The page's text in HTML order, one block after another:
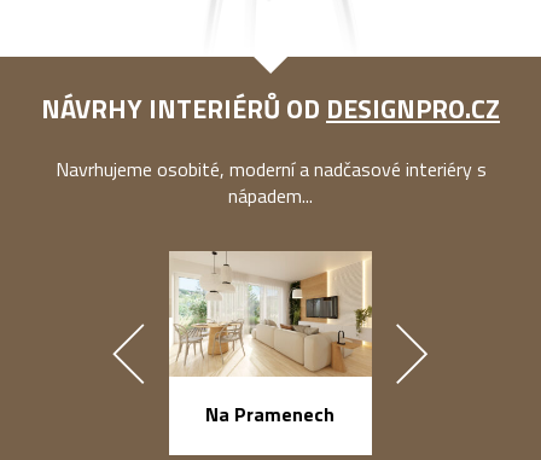
NÁVRHY INTERIÉRŮ OD DESIGNPRO.CZ
Navrhujeme osobité, moderní a nadčasové interiéry s
nápadem...
Na Pramenech